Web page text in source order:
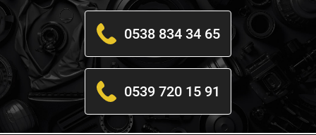
0538 834 34 65
0539 720 15 91